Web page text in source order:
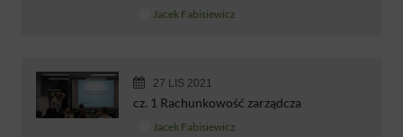
Jacek Fabisiewicz
27 LIS 2021
cz. 1 Rachunkowość zarządcza
Jacek Fabisiewicz